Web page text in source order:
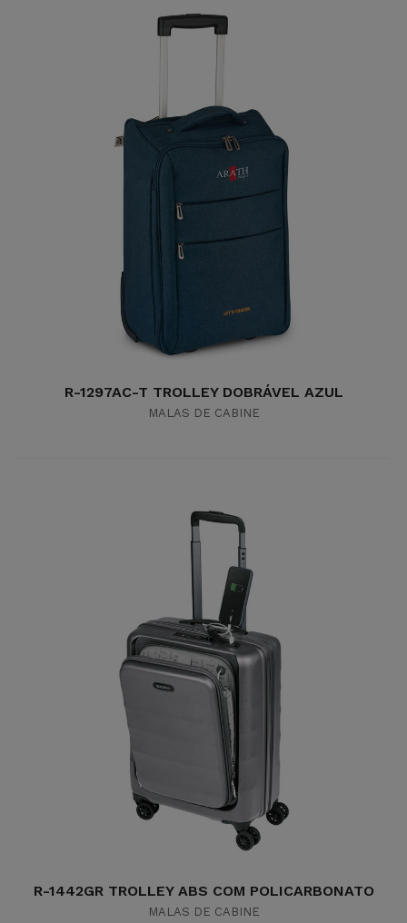
R-1297AC-T TROLLEY DOBRÁVEL AZUL
MALAS DE CABINE
R-1442GR TROLLEY ABS COM POLICARBONATO
MALAS DE CABINE